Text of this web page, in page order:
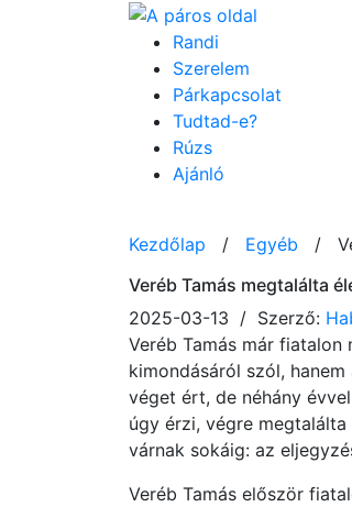
Randi
Szerelem
Párkapcsolat
Tudtad-e?
Rúzs
Ajánló
Kezdőlap / Egyéb /
Veréb Tamás megtalálta
2025-03-13 / Szerző:
Veréb Tamás már
kimondásáról szól,
véget ért, de néhány
úgy érzi, végre
várnak sokáig: az
Veréb Tamás először